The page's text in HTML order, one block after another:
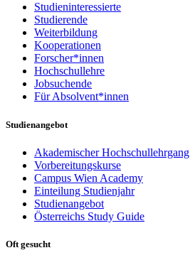
Studieninteressierte
Studierende
Weiterbildung
Kooperationen
Forscher*innen
Hochschullehre
Jobsuchende
Für Absolvent*innen
Studienangebot
Akademischer Hochschullehrgang
Vorbereitungskurse
Campus Wien Academy
Einteilung Studienjahr
Studienangebot
Österreichs Study Guide
Oft gesucht